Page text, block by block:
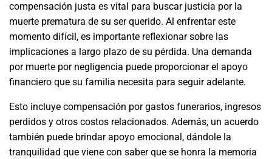
compensación justa es vital para buscar justicia por la
muerte prematura de su ser querido. Al enfrentar este
momento difícil, es importante reflexionar sobre las
implicaciones a largo plazo de su pérdida. Una demanda
por muerte por negligencia puede proporcionar el apoyo
financiero que su familia necesita para seguir adelante.
Esto incluye compensación por gastos funerarios, ingresos
perdidos y otros costos relacionados. Además, un acuerdo
también puede brindar apoyo emocional, dándole la
tranquilidad que viene con saber que se honra la memoria